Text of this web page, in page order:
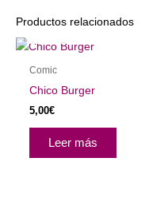
Productos relacionados
AGOTADO
Comic
Chico Burger
5,00€
Leer más